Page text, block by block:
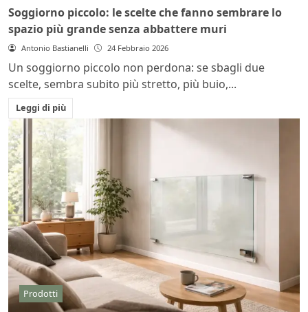
Soggiorno piccolo: le scelte che fanno sembrare lo
spazio più grande senza abbattere muri
Antonio Bastianelli 24 Febbraio 2026
Un soggiorno piccolo non perdona: se sbagli due
scelte, sembra subito più stretto, più buio,...
Leggi di più
Prodotti